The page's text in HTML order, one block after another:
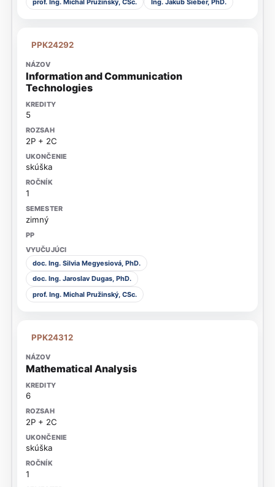
prof. Ing. Michal Pružinský, CSc. Ing. Jakub Sieber, PhD.
PPK24292
Information and Communication
Technologies
5
2P + 2C
skúška
1
zimný
doc. Ing. Silvia Megyesiová, PhD.
doc. Ing. Jaroslav Dugas, PhD.
prof. Ing. Michal Pružinský, CSc.
PPK24312
Mathematical Analysis
6
2P + 2C
skúška
1